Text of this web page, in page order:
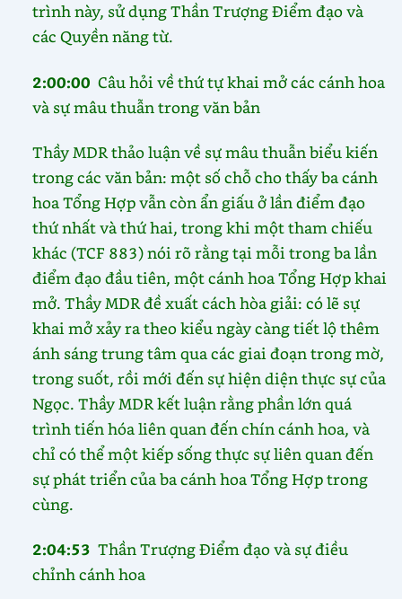
trình này, sử dụng Thần Trượng Điểm đạo và
các Quyền năng từ.
2:00:00Câu hỏi về thứ tự khai mở các cánh hoa
và sự mâu thuẫn trong văn bản
Thầy MDR thảo luận về sự mâu thuẫn biểu kiến
trong các văn bản: một số chỗ cho thấy ba cánh
hoa Tổng Hợp vẫn còn ẩn giấu ở lần điểm đạo
thứ nhất và thứ hai, trong khi một tham chiếu
khác (TCF 883) nói rõ rằng tại mỗi trong ba lần
điểm đạo đầu tiên, một cánh hoa Tổng Hợp khai
mở. Thầy MDR đề xuất cách hòa giải: có lẽ sự
khai mở xảy ra theo kiểu ngày càng tiết lộ thêm
ánh sáng trung tâm qua các giai đoạn trong mờ,
trong suốt, rồi mới đến sự hiện diện thực sự của
Ngọc. Thầy MDR kết luận rằng phần lớn quá
trình tiến hóa liên quan đến chín cánh hoa, và
chỉ có thể một kiếp sống thực sự liên quan đến
sự phát triển của ba cánh hoa Tổng Hợp trong
cùng.
2:04:53Thần Trượng Điểm đạo và sự điều
chỉnh cánh hoa